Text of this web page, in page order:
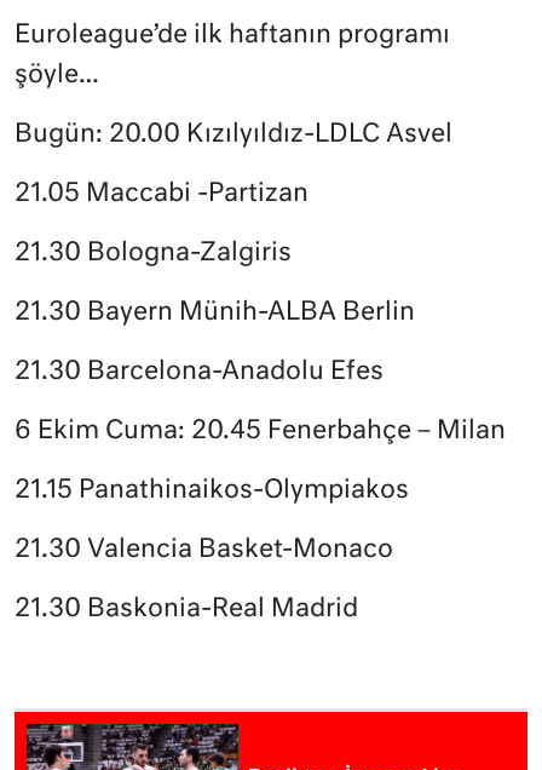
Euroleague’de ilk haftanın programı
şöyle…
Bugün: 20.00 Kızılyıldız-LDLC Asvel
21.05 Maccabi -Partizan
21.30 Bologna-Zalgiris
21.30 Bayern Münih-ALBA Berlin
21.30 Barcelona-Anadolu Efes
6 Ekim Cuma: 20.45 Fenerbahçe – Milan
21.15 Panathinaikos-Olympiakos
21.30 Valencia Basket-Monaco
21.30 Baskonia-Real Madrid